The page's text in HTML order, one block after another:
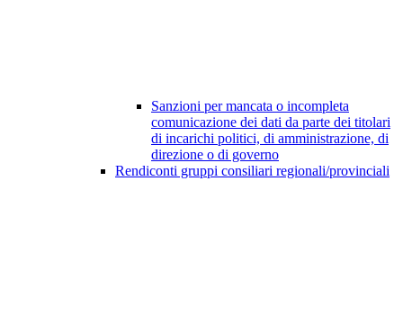
Sanzioni per mancata o incompleta
comunicazione dei dati da parte dei titolari
di incarichi politici, di amministrazione, di
direzione o di governo
Rendiconti gruppi consiliari regionali/provinciali